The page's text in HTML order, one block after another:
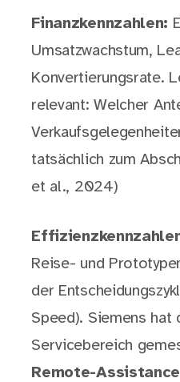
Finanzkennzahlen:
Umsatzwachstum,
Konvertierungsrate.
relevant: Welcher
tatsächlich zum
et al., 2024)
Reise- und
der
Speed). Siemens hat
Servicebereich
Remote-